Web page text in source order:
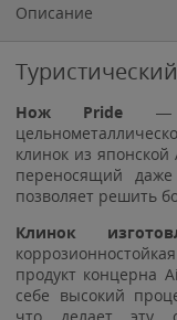
Описание
Нож Pride —
клинок из японской
переносящий
позволяет решить
Клинок
продукт концерна
себе высокий
что делает эту